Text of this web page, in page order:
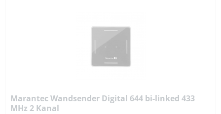
Marantec Wandsender Digital 644 bi-linked 433
MHz 2 Kanal